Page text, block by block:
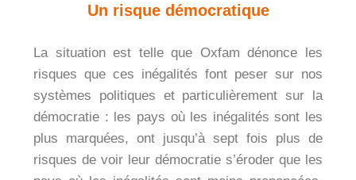
Un risque démocratique
La situation est telle que Oxfam dénonce les
risques que ces inégalités font peser sur nos
systèmes politiques et particulièrement sur la
démocratie : les pays où les inégalités sont les
plus marquées, ont jusqu’à sept fois plus de
risques de voir leur démocratie s’éroder que les